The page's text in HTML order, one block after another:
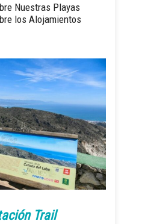
Nuestras Playas
los Alojamientos
Trail